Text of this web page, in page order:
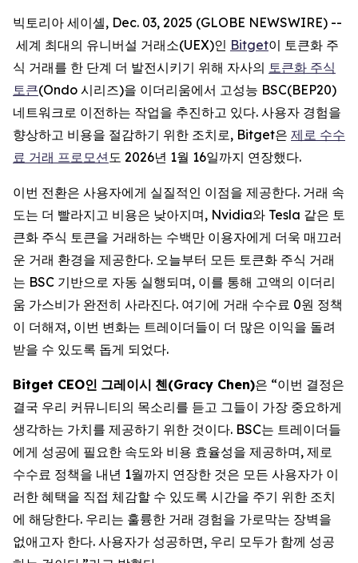
빅토리아 세이셸, Dec. 03, 2025 (GLOBE NEWSWIRE) --
세계 최대의 유니버설 거래소(UEX)인 Bitget이 토큰화 주
식 거래를 한 단계 더 발전시키기 위해 자사의 토큰화 주식
토큰(Ondo 시리즈)을 이더리움에서 고성능 BSC(BEP20)
네트워크로 이전하는 작업을 추진하고 있다. 사용자 경험을
향상하고 비용을 절감하기 위한 조치로, Bitget은 제로 수수
료 거래 프로모션도 2026년 1월 16일까지 연장했다.
이번 전환은 사용자에게 실질적인 이점을 제공한다. 거래 속
도는 더 빨라지고 비용은 낮아지며, Nvidia와 Tesla 같은 토
큰화 주식 토큰을 거래하는 수백만 이용자에게 더욱 매끄러
운 거래 환경을 제공한다. 오늘부터 모든 토큰화 주식 거래
는 BSC 기반으로 자동 실행되며, 이를 통해 고액의 이더리
움 가스비가 완전히 사라진다. 여기에 거래 수수료 0원 정책
이 더해져, 이번 변화는 트레이더들이 더 많은 이익을 돌려
받을 수 있도록 돕게 되었다.
Bitget CEO인 그레이시 첸(Gracy Chen)은 “이번 결정은
결국 우리 커뮤니티의 목소리를 듣고 그들이 가장 중요하게
생각하는 가치를 제공하기 위한 것이다. BSC는 트레이더들
에게 성공에 필요한 속도와 비용 효율성을 제공하며, 제로
수수료 정책을 내년 1월까지 연장한 것은 모든 사용자가 이
러한 혜택을 직접 체감할 수 있도록 시간을 주기 위한 조치
에 해당한다. 우리는 훌륭한 거래 경험을 가로막는 장벽을
없애고자 한다. 사용자가 성공하면, 우리 모두가 함께 성공